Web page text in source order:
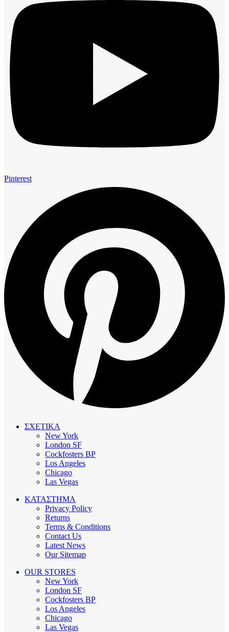
Pinterest
ΣΧΕΤΙΚΑ
New York
London SF
Cockfosters BP
Los Angeles
Chicago
Las Vegas
ΚΑΤΑΣΤΗΜΑ
Privacy Policy
Returns
Terms & Conditions
Contact Us
Latest News
Our Sitemap
OUR STORES
New York
London SF
Cockfosters BP
Los Angeles
Chicago
Las Vegas